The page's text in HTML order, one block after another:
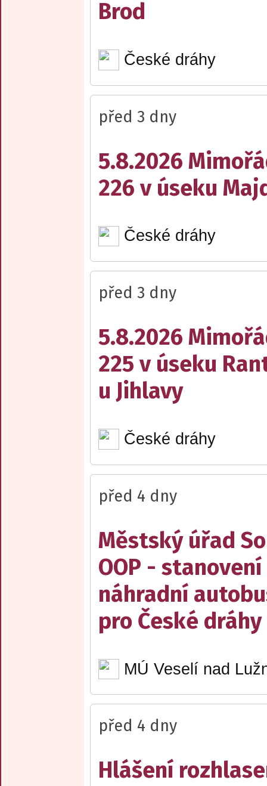
Brod
České dráhy
před 3 dny
5.8.2026
226 v úseku
České dráhy
před 3 dny
5.8.2026
225 v úseku
u Jihlavy
České dráhy
před 4 dny
Městský úřad
OOP -
náhradní
pro České dráhy
MÚ Veselí nad
před 4 dny
Hlášení